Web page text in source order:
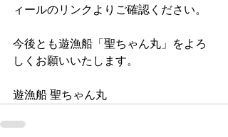
ィールのリンクよりご確認ください。
今後とも遊漁船「聖ちゃん丸」をよろ
しくお願いいたします。
遊漁船 聖ちゃん丸